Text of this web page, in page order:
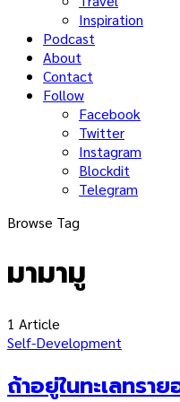
Inspiration
Podcast
About
Contact
Follow
Facebook
Twitter
Instagram
Blockdit
Telegram
Browse Tag
มามามู
1 Article
Self-Development
ถ้าอยู่ในทะเลทรา